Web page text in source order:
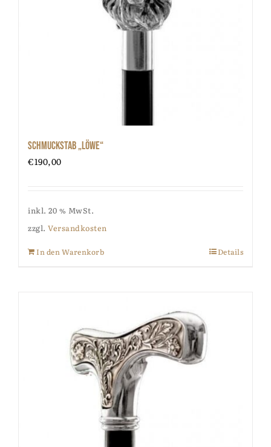
Schmuckstab „Löwe“
€190,00
inkl. 20 % MwSt.
zzgl. Versandkosten
In den Warenkorb Details